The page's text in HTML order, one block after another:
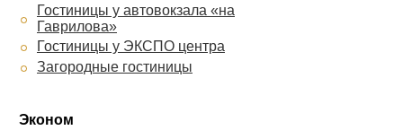
Гостиницы у автовокзала «на
Гаврилова»
Гостиницы у ЭКСПО центра
Загородные гостиницы
Эконом